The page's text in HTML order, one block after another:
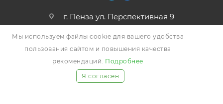
г. Пенза ул. Перспективная 9
2026 © УНАС, Все права защищены
Мы используем файлы cookie для вашего удобства
пользования сайтом и повышения качества
рекомендаций. Подробнее
Я согласен